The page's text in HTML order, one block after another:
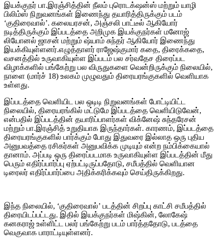
இயக்குநர் பா.இரஞ்சித்தின் நீலம் புரொடக்‌ஷன்ஸ் மற்றும் யாழி
பிலிம்ஸ் நிறுவனங்கள் இணைந்து தயாரித்திருக்கும் படம்
‘குதிரைவால்’. கலையரசன், அஞ்சலி பாட்டீல் ஆகியோர்
நடித்திருக்கும் இப்படத்தை அறிமுக இயக்குநர்கள் மனோஜ்
லியோனல் ஜாசன் மற்றும் ஷ்யாம் சுந்தர் ஆகியோர் இணைந்து
இயக்கியுள்ளனர்.எழுத்தாளர் ராஜேஷ்குமார் கதை, திரைக்கதை,
வசனத்தில் உருவாகியுள்ள இப்படம் பல சர்வதேச திரைப்பட
விழாக்களில் பங்கேற்று பல விருதுகளை வென்றிருக்கும் நிலையில்,
நாளை (மார்ச் 18) உலகம் முழுவதும் திரையரங்குகளில் வெளியாக
உள்ளது.
இப்படத்தை வெளியிட பல ஒடிடி நிறுவனங்கள் போட்டியிட்ட
நிலையில், திரையரங்கில் மட்டுமே இப்படத்தை வெளியிடுவேன்,
என்பதில் இப்படத்தின் தயாரிப்பாளர்கள் விக்னேஷ் சுந்தரேசன்
மற்றும் பா.இரஞ்சித் உறுதியாக இருந்தார்கள். காரணம், இப்படத்தை
திரையரங்குகளில் பார்க்கும் போது இதுவரை இல்லாத ஒரு புதிய
அனுபவத்தை ரசிகர்கள் அனுபவிக்க முடியும் என்ற நம்பிக்கையால்
தானாம். அப்படி ஒரு திரைப்படமாக உருவாகியுள்ள இப்படத்தின் மீது
பெரும் எதிர்ப்பார்ப்பு ஏற்பட்டிருப்பதோடு, சமீபத்தில் வெளியான
டிரைலர் எதிர்ப்பார்ப்பை அதிக்கரிக்கவும் செய்திருக்கிறது.
இந்த நிலையில், ‘குதிரைவால்’ படத்தின் சிறப்பு காட்சி சமீபத்தில்
திரையிடப்பட்டது. இதில் இயக்குநர்கள் மிஷ்கின், லோகேஷ்
கனகராஜ் உள்ளிட்ட பலர் பங்கேற்று படம் பார்த்ததோடு, படத்தை
வெகுவாக பாராட்டியுள்ளனர்.